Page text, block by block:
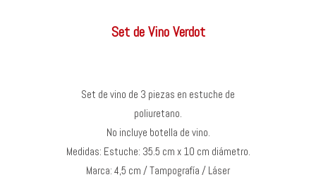
Set de Vino Verdot
Set de vino de 3 piezas en estuche de
poliuretano.
No incluye botella de vino.
Medidas: Estuche: 35.5 cm x 10 cm diámetro.
Marca: 4,5 cm / Tampografía / Láser